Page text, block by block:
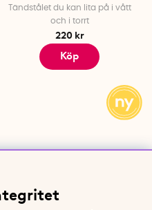
Tändstålet du kan lita på i vått
och i torrt
220 kr
Köp